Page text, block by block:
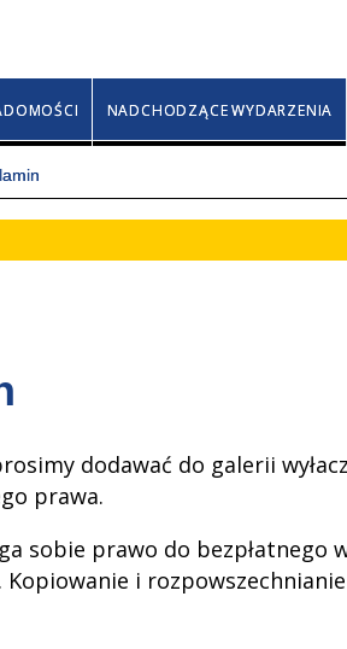
NADCHODZĄCE WYDARZENIA
dodawać do galerii
prawa.
sobie prawo do bezpłatnego
i